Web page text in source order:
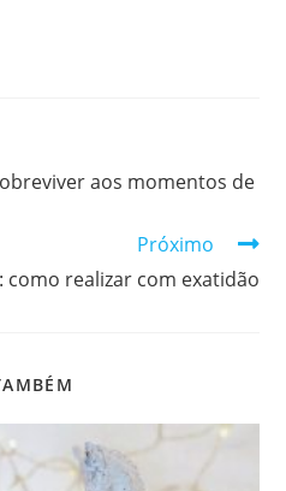
aos momentos de
Próximo
como realizar com exatidão